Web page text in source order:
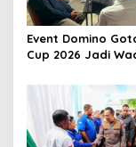
g
a
t
i
o
n
Event Domino
Cup 2026 Jadi
Kebersamaan